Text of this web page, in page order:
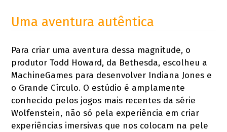
Uma aventura autêntica
Para criar uma aventura dessa magnitude, o
produtor Todd Howard, da Bethesda, escolheu a
MachineGames para desenvolver Indiana Jones e
o Grande Círculo. O estúdio é amplamente
conhecido pelos jogos mais recentes da série
Wolfenstein, não só pela experiência em criar
experiências imersivas que nos colocam na pele